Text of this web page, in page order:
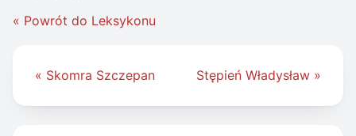
« Powrót do Leksykonu
Nawigacja
« Skomra Szczepan Stępień Władysław »